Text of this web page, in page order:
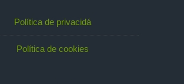
Política de privacidá
Política de cookies